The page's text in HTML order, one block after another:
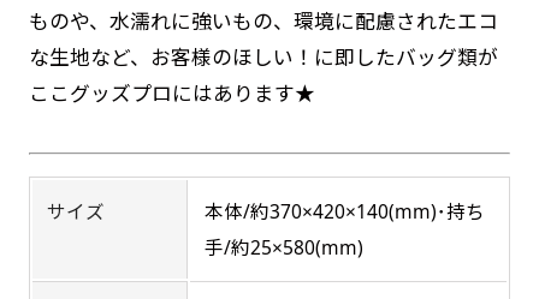
ものや、水濡れに強いもの、環境に配慮されたエコ
な生地など、お客様のほしい！に即したバッグ類が
ここグッズプロにはあります★
サイズ
本体/約370×420×140(mm)･持ち
手/約25×580(mm)
す。かわいいい＆おしゃれなのぼりです。台はセ
ットでついてます。
ジャンボ(90x270)
す。かわいいい＆おしゃれなのぼりです。台はセ
ットでついてます。
ジャンボ(270x90)
る場所でのぼり旗を使用する際に推奨されてい
ます。防炎加工によってのぼり旗が炎に触れても
燃えにくくなります。（燃えるというより溶け
素材に特殊な化学薬品を使用して延焼を抑えま
す。
お急ぎ［ +330円 ］